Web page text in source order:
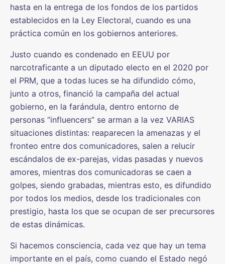
hasta en la entrega de los fondos de los partidos
establecidos en la Ley Electoral, cuando es una
práctica común en los gobiernos anteriores.
Justo cuando es condenado en EEUU por
narcotraficante a un diputado electo en el 2020 por
el PRM, que a todas luces se ha difundido cómo,
junto a otros, financió la campaña del actual
gobierno, en la farándula, dentro entorno de
personas “influencers” se arman a la vez VARIAS
situaciones distintas: reaparecen la amenazas y el
fronteo entre dos comunicadores, salen a relucir
escándalos de ex-parejas, vidas pasadas y nuevos
amores, mientras dos comunicadoras se caen a
golpes, siendo grabadas, mientras esto, es difundido
por todos los medios, desde los tradicionales con
prestigio, hasta los que se ocupan de ser precursores
de estas dinámicas.
Si hacemos consciencia, cada vez que hay un tema
importante en el país, como cuando el Estado negó